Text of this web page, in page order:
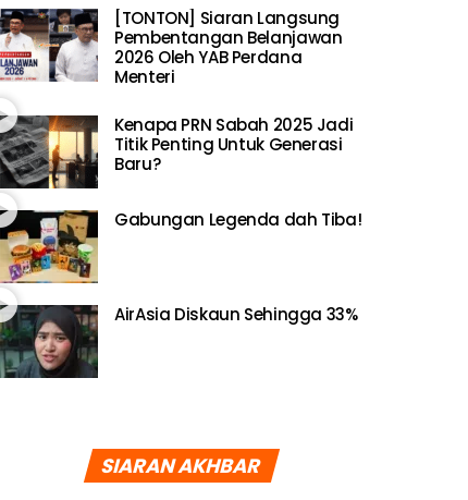
[TONTON] Siaran Langsung
Pembentangan Belanjawan
2026 Oleh YAB Perdana
Menteri
Kenapa PRN Sabah 2025 Jadi
Titik Penting Untuk Generasi
Baru?
Gabungan Legenda dah Tiba!
AirAsia Diskaun Sehingga 33%
SIARAN AKHBAR